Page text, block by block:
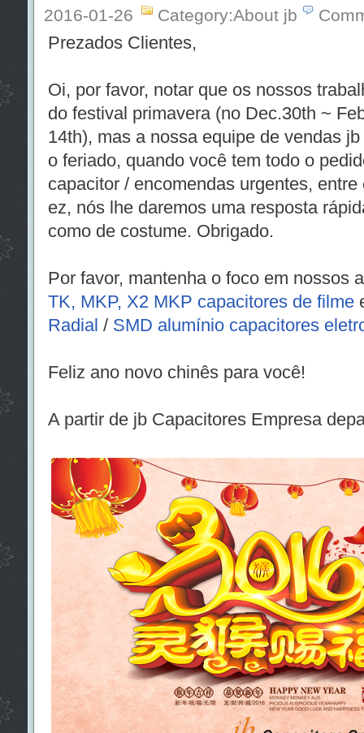
2016-01-26 Category:About jb
Prezados Clientes,
Oi, por favor, notar que os nossos
do festival primavera (no Dec.30th ~
14th), mas a nossa equipe de vendas
o feriado, quando você tem todo o
capacitor / encomendas urgentes,
ez, nós lhe daremos uma resposta
como de costume. Obrigado.
Por favor, mantenha o foco em nossos
TK, MKP, X2 MKP capacitores de filme
Radial / SMD alumínio capacitores
Feliz ano novo chinês para você!
A partir de jb Capacitores Empresa